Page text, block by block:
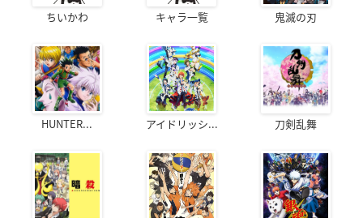
ちいかわ キャラ一覧 鬼滅の刃
HUNTER... アイドリッシ... 刀剣乱舞